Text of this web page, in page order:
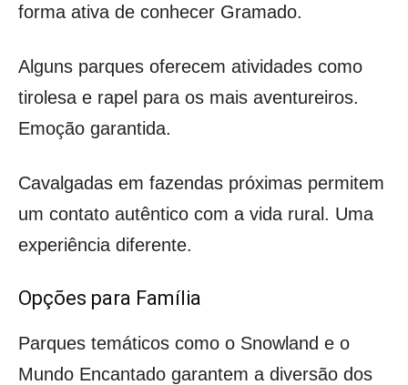
forma ativa de conhecer Gramado.
Alguns parques oferecem atividades como
tirolesa e rapel para os mais aventureiros.
Emoção garantida.
Cavalgadas em fazendas próximas permitem
um contato autêntico com a vida rural. Uma
experiência diferente.
Opções para Família
Parques temáticos como o Snowland e o
Mundo Encantado garantem a diversão dos